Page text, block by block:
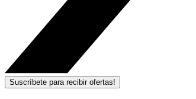
Suscríbete para recibir ofertas!